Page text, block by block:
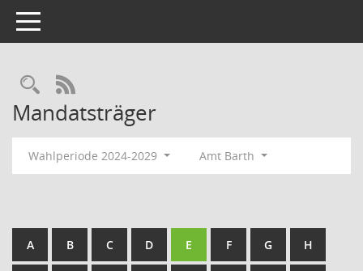
Toggle navigation
Rechercheauswahl
RSS-Feed
Mandatsträger
Wahlperiode 2024-2029 Amt Barth
A B C D E F G H